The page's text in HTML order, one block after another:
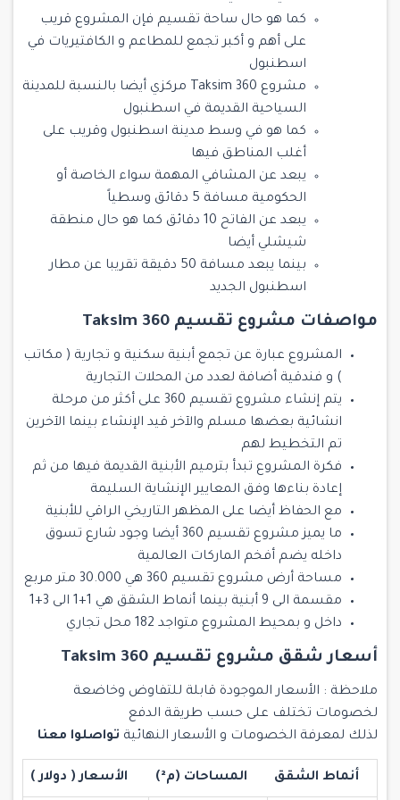
كما هو حال ساحة تقسيم فإن المشروع قريب
على أهم و أكبر تجمع للمطاعم و الكافتيريات في
اسطنبول
مشروع Taksim 360 مركزي أيضا بالنسبة للمدينة
السياحية القديمة في اسطنبول
كما هو في وسط مدينة اسطنبول وقريب على
أغلب المناطق فيها
يبعد عن المشافي المهمة سواء الخاصة أو
الحكومية مسافة 5 دقائق وسطياً
يبعد عن الفاتح 10 دقائق كما هو حال منطقة
شيشلي أيضا
بينما يبعد مسافة 50 دقيقة تقريبا عن مطار
اسطنبول الجديد
مواصفات مشروع تقسيم 360 Taksim
المشروع عبارة عن تجمع أبنية سكنية و تجارية ( مكاتب
) و فندقية أضافة لعدد من المحلات التجارية
يتم إنشاء مشروع تقسيم 360 على أكثر من مرحلة
انشائية بعضها مسلم والآخر قيد الإنشاء بينما الآخرين
تم التخطيط لهم
فكرة المشروع تبدأ بترميم الأبنية القديمة فيها من ثم
إعادة بناءها وفق المعايير الإنشاية السليمة
مع الحفاظ أيضا على المظهر التاريخي الراقي للأبنية
ما يميز مشروع تقسيم 360 أيضا وجود شارع تسوق
داخله يضم أفخم الماركات العالمية
مساحة أرض مشروع تقسيم 360 هي 30.000 متر مربع
مقسمة الى 9 أبنية بينما أنماط الشقق هي 1+1 الى 3+1
داخل و بمحيط المشروع متواجد 182 محل تجاري
أسعار شقق مشروع تقسيم 360 Taksim
ملاحظة : الأسعار الموجودة قابلة للتفاوض وخاضعة
لخصومات تختلف على حسب طريقة الدفع
لذلك لمعرفة الخصومات و الأسعار النهائية تواصلوا معنا
أنماط الشقق المساحات (م²) الأسعار ( دولار )